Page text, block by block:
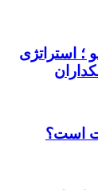
؛ استراتژی
است؟